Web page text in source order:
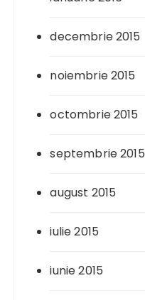
decembrie 2015
noiembrie 2015
octombrie 2015
septembrie 2015
august 2015
iulie 2015
iunie 2015